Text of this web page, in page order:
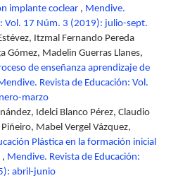
implante coclear , Mendive.
Vol. 17 Núm. 3 (2019): julio-sept.
Itzmal Fernando Pereda
Gómez, Madelin Guerras Llanes,
de enseñanza aprendizaje de
Revista de Educación: Vol.
marzo
Idelci Blanco Pérez, Claudio
Mabel Vergel Vázquez,
Plástica en la formación inicial
, Mendive. Revista de Educación:
abril-junio